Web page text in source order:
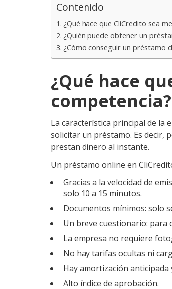
Contenido
¿Qué hace que CliCredito sea
¿Quién puede obtener un
¿Cómo conseguir un préstamo
¿Qué hace
competencia?
La característica principal de la
solicitar un préstamo. Es decir,
prestan dinero al instante.
Un préstamo online en
Gracias a la velocidad de
solo 10 a 15 minutos.
Documentos mínimos: solo
Un breve cuestionario: para
La empresa no requiere
No hay tarifas ocultas ni
Hay amortización
Alto índice de aprobación.